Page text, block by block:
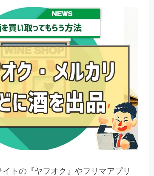
イトの『ヤフオク』やフリマアプリ